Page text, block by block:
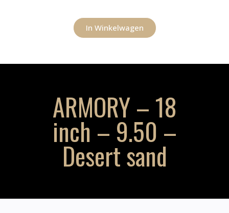
In Winkelwagen
ARMORY – 18
inch – 9.50 –
Desert sand